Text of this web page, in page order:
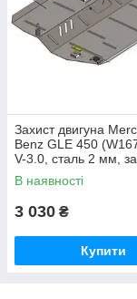
Захист двигуна
Benz GLE 450
V-3.0, сталь 2 мм,
двс+рад
В наявності
3 030 ₴
Купити